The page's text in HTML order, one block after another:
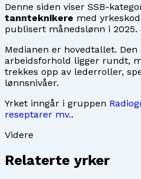
Denne siden viser SSB-
tannteknikere med
publisert månedslønn i 2025.
Medianen er hovedtallet.
arbeidsforhold ligger rundt,
trekkes opp av lederroller,
lønnsnivåer.
Yrket inngår i gruppen
reseptarer mv..
Videre
Relaterte yrker